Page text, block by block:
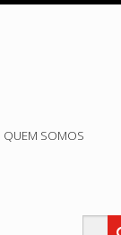
QUEM SOMOS